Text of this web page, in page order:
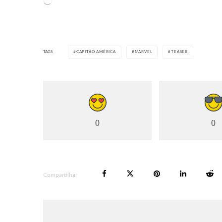
TAGS CAPITÃO AMÉRICA MARVEL TEASER
0 0
Compartilhar